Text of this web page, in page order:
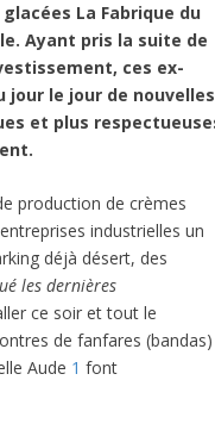
La Fabrique du
Ayant pris la suite de
ces ex-
jour le jour de nouvelles
et plus
production de crèmes
industrielles un
déjà désert, des
les dernières
ce soir et tout le
de fanfares (bandas)
Aude 1 font